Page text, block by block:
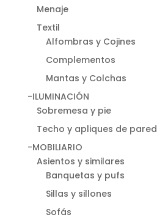
Menaje
Textil
Alfombras y Cojines
Complementos
Mantas y Colchas
-ILUMINACIÓN
Sobremesa y pie
Techo y apliques de pared
-MOBILIARIO
Asientos y similares
Banquetas y pufs
Sillas y sillones
Sofás